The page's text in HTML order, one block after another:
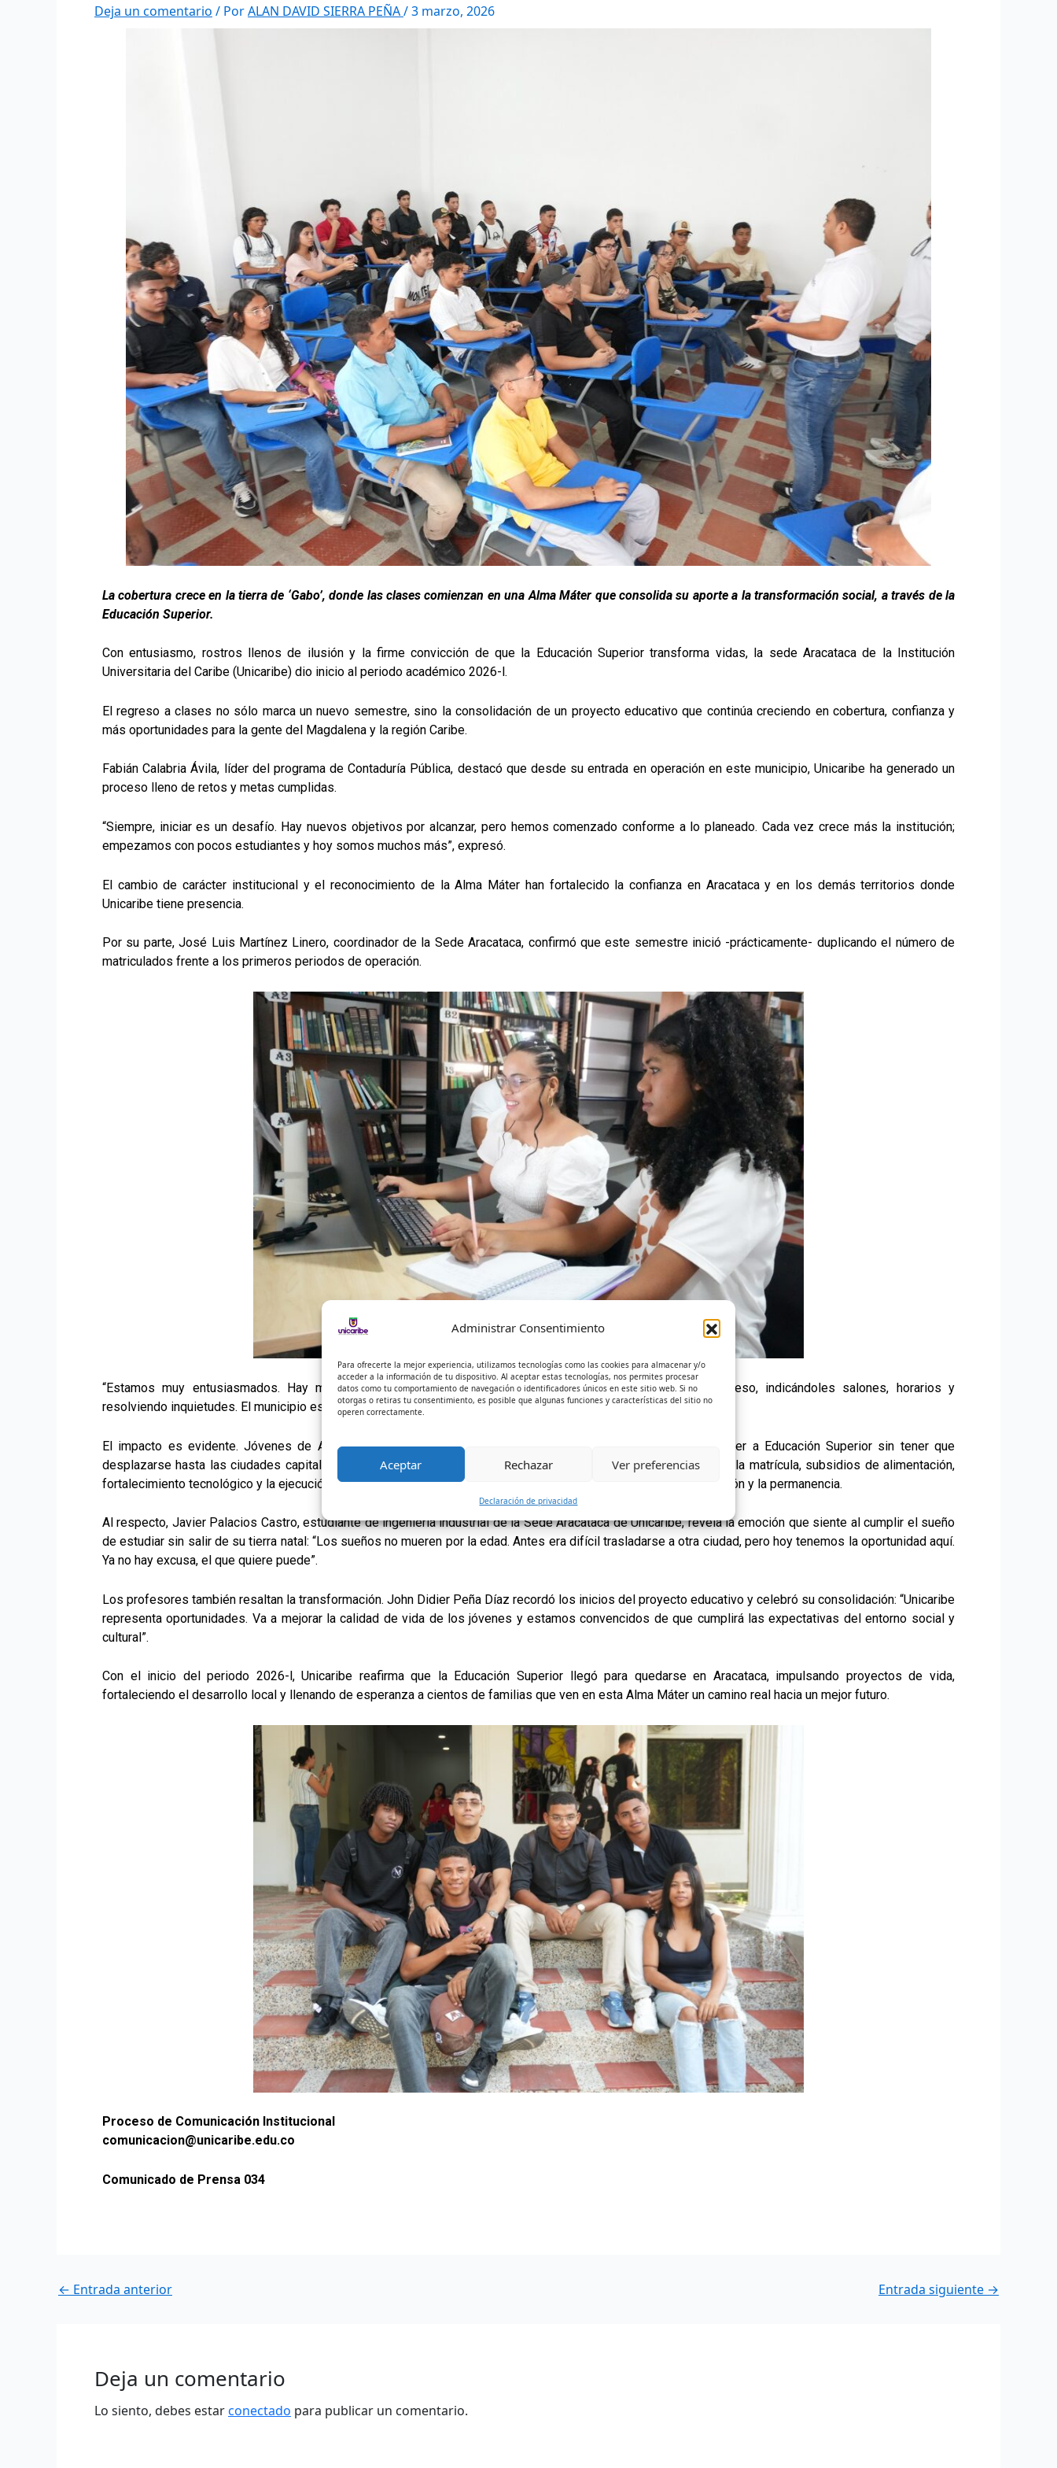
Administrar Consentimiento
Para ofrecerte la mejor experiencia, utilizamos tecnologías como las cookies para almacenar y/o
acceder a la información de tu dispositivo. Al aceptar estas tecnologías, nos permites procesar
datos como tu comportamiento de navegación o identificadores únicos en este sitio web. Si no
otorgas o retiras tu consentimiento, es posible que algunas funciones y características del sitio no
operen correctamente.
Aceptar Rechazar Ver preferencias
Declaración de privacidad
Deja un comentario / PorALAN DAVID SIERRA PEÑA/3 marzo, 2026
La cobertura crece en la tierra de ‘Gabo’, donde las clases comienzan en una Alma Máter que consolida su aporte a la transformación social, a través de la
Educación Superior.
Con entusiasmo, rostros llenos de ilusión y la firme convicción de que la Educación Superior transforma vidas, la sede Aracataca de la Institución
Universitaria del Caribe (Unicaribe) dio inicio al periodo académico 2026-l.
El regreso a clases no sólo marca un nuevo semestre, sino la consolidación de un proyecto educativo que continúa creciendo en cobertura, confianza y
más oportunidades para la gente del Magdalena y la región Caribe.
Fabián Calabria Ávila, líder del programa de Contaduría Pública, destacó que desde su entrada en operación en este municipio, Unicaribe ha generado un
proceso lleno de retos y metas cumplidas.
“Siempre, iniciar es un desafío. Hay nuevos objetivos por alcanzar, pero hemos comenzado conforme a lo planeado. Cada vez crece más la institución;
empezamos con pocos estudiantes y hoy somos muchos más”, expresó.
El cambio de carácter institucional y el reconocimiento de la Alma Máter han fortalecido la confianza en Aracataca y en los demás territorios donde
Unicaribe tiene presencia.
Por su parte, José Luis Martínez Linero, coordinador de la Sede Aracataca, confirmó que este semestre inició -prácticamente- duplicando el número de
matriculados frente a los primeros periodos de operación.
“Estamos muy entusiasmados. Hay muchos estudiantes nuevos y estamos acompañándolos en este proceso, indicándoles salones, horarios y
resolviendo inquietudes. El municipio está feliz”, afirmó.
El impacto es evidente. Jóvenes de Aracataca, Fundación, El Retén y municipios cercanos hoy pueden acceder a Educación Superior sin tener que
desplazarse hasta las ciudades capitales. Todo esto ocurre en un marco que incluye beneficios de gratuidad en la matrícula, subsidios de alimentación,
fortalecimiento tecnológico y la ejecución de estrategias de bienestar que generan un entorno ideal para la formación y la permanencia.
Al respecto, Javier Palacios Castro, estudiante de ingeniería industrial de la Sede Aracataca de Unicaribe, revela la emoción que siente al cumplir el sueño
de estudiar sin salir de su tierra natal: “Los sueños no mueren por la edad. Antes era difícil trasladarse a otra ciudad, pero hoy tenemos la oportunidad aquí.
Ya no hay excusa, el que quiere puede”.
Los profesores también resaltan la transformación. John Didier Peña Díaz recordó los inicios del proyecto educativo y celebró su consolidación: “Unicaribe
representa oportunidades. Va a mejorar la calidad de vida de los jóvenes y estamos convencidos de que cumplirá las expectativas del entorno social y
cultural”.
Con el inicio del periodo 2026-l, Unicaribe reafirma que la Educación Superior llegó para quedarse en Aracataca, impulsando proyectos de vida,
fortaleciendo el desarrollo local y llenando de esperanza a cientos de familias que ven en esta Alma Máter un camino real hacia un mejor futuro.
Proceso de Comunicación Institucional
comunicacion@unicaribe.edu.co
Comunicado de Prensa 034
← Entrada anterior Entrada siguiente →
Deja un comentario
Lo siento, debes estarconectado para publicar un comentario.